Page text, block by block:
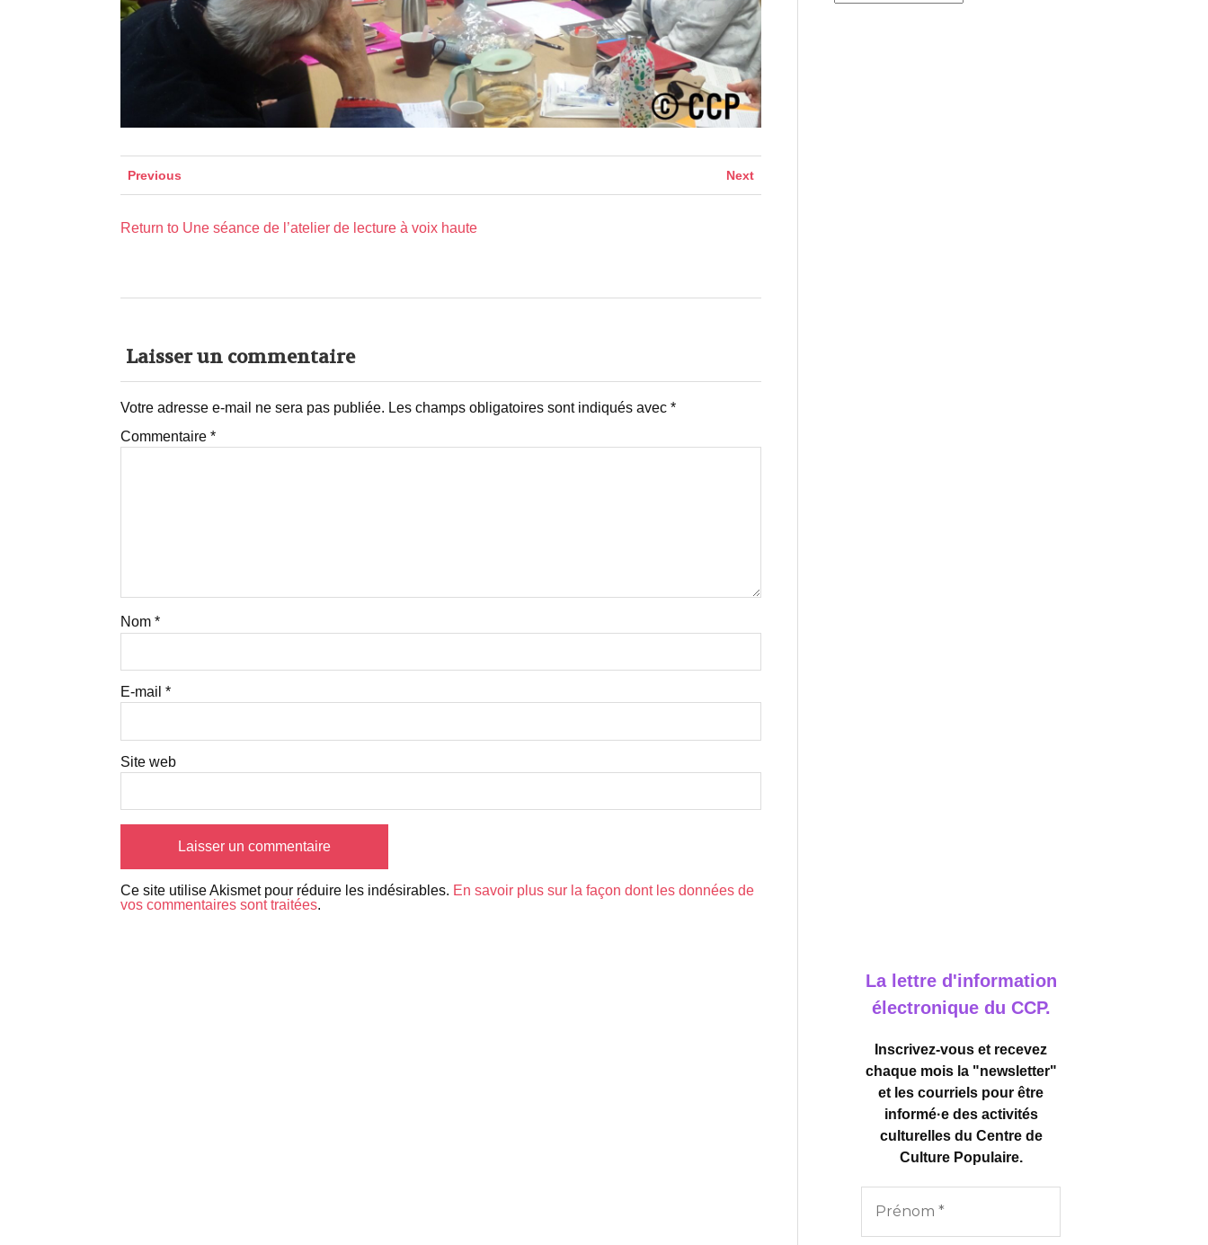
Previous Next
Return to Une séance de l’atelier de lecture à voix haute
Laisser un commentaire
Votre adresse e-mail ne sera pas publiée. Les champs obligatoires sont indiqués avec *
Commentaire *
Nom *
E-mail *
Site web
Ce site utilise Akismet pour réduire les indésirables. En savoir plus sur la façon dont les données de
vos commentaires sont traitées.
La lettre d'information
électronique du CCP.
Inscrivez-vous et recevez
chaque mois la "newsletter"
et les courriels pour être
informé·e des activités
culturelles du Centre de
Culture Populaire.